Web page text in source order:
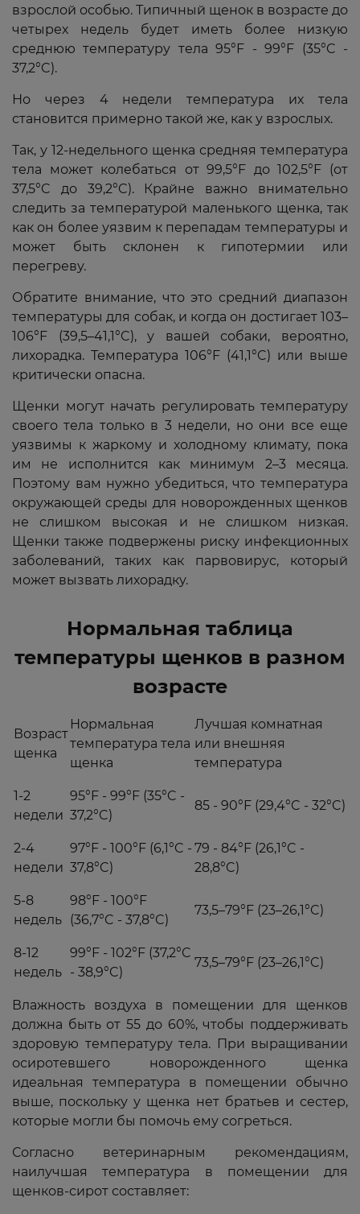
взрослой особью. Типичный щенок в возрасте до
четырех недель будет иметь более низкую
среднюю температуру тела 95°F - 99°F (35°C -
37,2°C).
Но через 4 недели температура их тела
становится примерно такой же, как у взрослых.
Так, у 12-недельного щенка средняя температура
тела может колебаться от 99,5°F до 102,5°F (от
37,5°C до 39,2°C). Крайне важно внимательно
следить за температурой маленького щенка, так
как он более уязвим к перепадам температуры и
может быть склонен к гипотермии или
перегреву.
Обратите внимание, что это средний диапазон
температуры для собак, и когда он достигает 103–
106°F (39,5–41,1°C), у вашей собаки, вероятно,
лихорадка. Температура 106°F (41,1°C) или выше
критически опасна.
Щенки могут начать регулировать температуру
своего тела только в 3 недели, но они все еще
уязвимы к жаркому и холодному климату, пока
им не исполнится как минимум 2–3 месяца.
Поэтому вам нужно убедиться, что температура
окружающей среды для новорожденных щенков
не слишком высокая и не слишком низкая.
Щенки также подвержены риску инфекционных
заболеваний, таких как парвовирус, который
может вызвать лихорадку.
Нормальная таблица
температуры щенков в разном
возрасте
Возраст
щенка
Нормальная
температура тела
щенка
Лучшая комнатная
или внешняя
температура
1-2
недели
95°F - 99°F (35°C -
37,2°C)
85 - 90°F (29,4°C - 32°C)
2-4
недели
97°F - 100°F (6,1°C -
37,8°C)
79 - 84°F (26,1°C -
28,8°C)
5-8
недель
98°F - 100°F
(36,7°C - 37,8°C)
73,5–79°F (23–26,1°C)
8-12
недель
99°F - 102°F (37,2°C
- 38,9°C)
73,5–79°F (23–26,1°C)
Влажность воздуха в помещении для щенков
должна быть от 55 до 60%, чтобы поддерживать
здоровую температуру тела. При выращивании
осиротевшего новорожденного щенка
идеальная температура в помещении обычно
выше, поскольку у щенка нет братьев и сестер,
которые могли бы помочь ему согреться.
Согласно ветеринарным рекомендациям,
наилучшая температура в помещении для
щенков-сирот составляет: